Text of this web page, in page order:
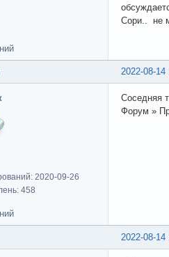
Сори.. не
2022-08-14
2020-09-26
458
Соседняя
Форум »
2022-08-14